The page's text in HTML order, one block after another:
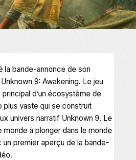
la bande-annonce de son
Unknown 9: Awakening. Le jeu
d’un écosystème de
plus vaste qui se construit
univers narratif Unknown 9. Le
monde à plonger dans le monde
un premier aperçu de la bande-